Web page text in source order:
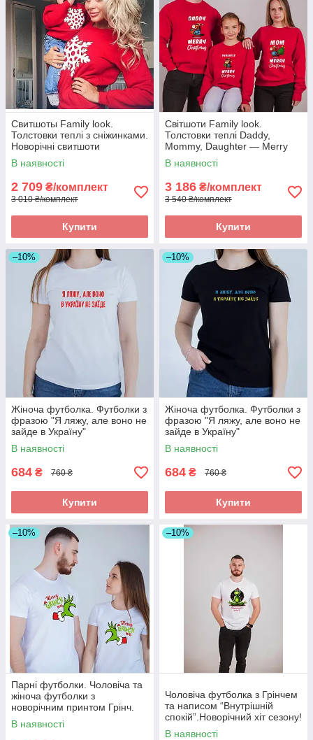
Свитшоты Family look.
Толстовки теплі з сніжинками.
Новорічні свитшоти
В наявності
2 709 ₴/комплект
3 010 ₴/комплект
Купити
Світшоти Family look.
Толстовки теплі Daddy,
Mommy, Daughter — Merry
Christmas зі святковими
написами. Новорічні світшоти
В наявності
3 186 ₴/комплект
3 540 ₴/комплект
Купити
–10%
Жіноча футболка. Футболки з
фразою "Я ляжу, але воно не
зайде в Україну"
В наявності
684 ₴ 760 ₴
Купити
–10%
Жіноча футболка. Футболки з
фразою "Я ляжу, але воно не
зайде в Україну"
В наявності
684 ₴ 760 ₴
Купити
–10%
Парні футболки. Чоловіча та
жіноча футболки з
новорічним принтом Грінч.
В наявності
–10%
Чоловіча футболка з Грінчем
та написом “Внутрішній
спокій”.Новорічний хіт сезону!
В наявності